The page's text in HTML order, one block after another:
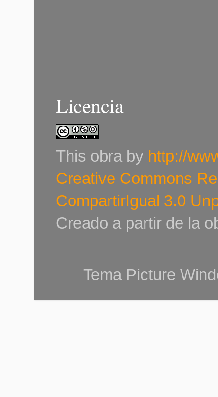
Licencia
This obraby http://
Creative Commons
CompartirIgual 3.0
Creado a partir de la
Tema Picture